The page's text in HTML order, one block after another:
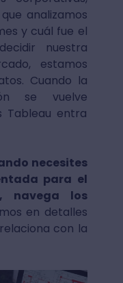
analizamos
y cuál fue el
nuestra
estamos
Cuando la
se vuelve
Tableau entra
necesites
para el
navega los
en detalles
con la